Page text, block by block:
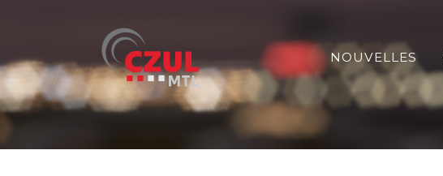
NOUVELLES